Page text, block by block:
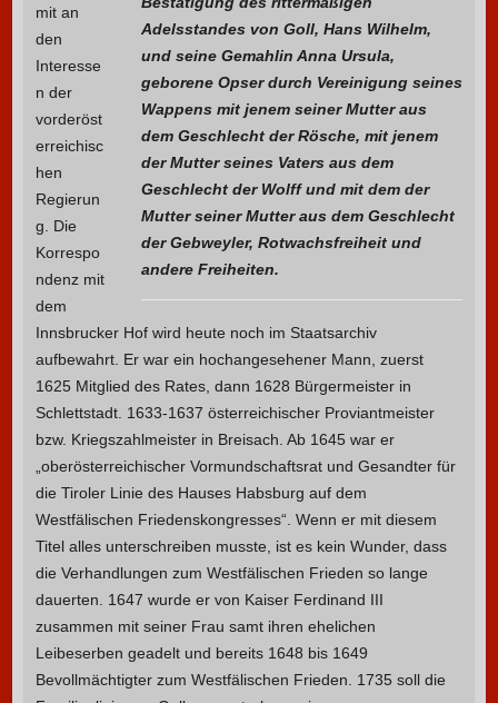
Adelsstandes von Goll, Hans Wilhelm,
und seine Gemahlin Anna Ursula,
geborene Opser durch Vereinigung seines
Wappens mit jenem seiner Mutter aus
dem Geschlecht der Rösche, mit jenem
der Mutter seines Vaters aus dem
Geschlecht der Wolff und mit dem der
Mutter seiner Mutter aus dem Geschlecht
der Gebweyler, Rotwachsfreiheit und
andere Freiheiten.
mit an
den
Interesse
n der
vorderöst
erreichisc
hen
Regierun
g. Die
Korrespo
ndenz mit
dem
Innsbrucker Hof wird heute noch im Staatsarchiv
aufbewahrt. Er war ein hochangesehener Mann, zuerst
1625 Mitglied des Rates, dann 1628 Bürgermeister in
Schlettstadt. 1633-1637 österreichischer Proviantmeister
bzw. Kriegszahlmeister in Breisach. Ab 1645 war er
„oberösterreichischer Vormundschaftsrat und Gesandter für
die Tiroler Linie des Hauses Habsburg auf dem
Westfälischen Friedenskongresses“. Wenn er mit diesem
Titel alles unterschreiben musste, ist es kein Wunder, dass
die Verhandlungen zum Westfälischen Frieden so lange
dauerten. 1647 wurde er von Kaiser Ferdinand III
zusammen mit seiner Frau samt ihren ehelichen
Leibeserben geadelt und bereits 1648 bis 1649
Bevollmächtigter zum Westfälischen Frieden. 1735 soll die